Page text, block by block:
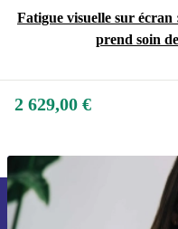
Fatigue visuelle sur
prend soin
2 629,00 €